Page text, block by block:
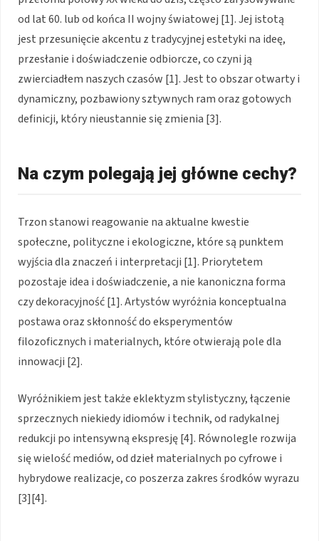
od lat 60. lub od końca II wojny światowej [1]. Jej istotą
jest przesunięcie akcentu z tradycyjnej estetyki na ideę,
przesłanie i doświadczenie odbiorcze, co czyni ją
zwierciadłem naszych czasów [1]. Jest to obszar otwarty i
dynamiczny, pozbawiony sztywnych ram oraz gotowych
definicji, który nieustannie się zmienia [3].
Na czym polegają jej główne cechy?
Trzon stanowi reagowanie na aktualne kwestie
społeczne, polityczne i ekologiczne, które są punktem
wyjścia dla znaczeń i interpretacji [1]. Priorytetem
pozostaje idea i doświadczenie, a nie kanoniczna forma
czy dekoracyjność [1]. Artystów wyróżnia konceptualna
postawa oraz skłonność do eksperymentów
filozoficznych i materialnych, które otwierają pole dla
innowacji [2].
Wyróżnikiem jest także eklektyzm stylistyczny, łączenie
sprzecznych niekiedy idiomów i technik, od radykalnej
redukcji po intensywną ekspresję [4]. Równolegle rozwija
się wielość mediów, od dzieł materialnych po cyfrowe i
hybrydowe realizacje, co poszerza zakres środków wyrazu
[3][4].